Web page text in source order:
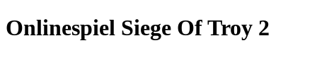
Onlinespiel Siege Of Troy 2